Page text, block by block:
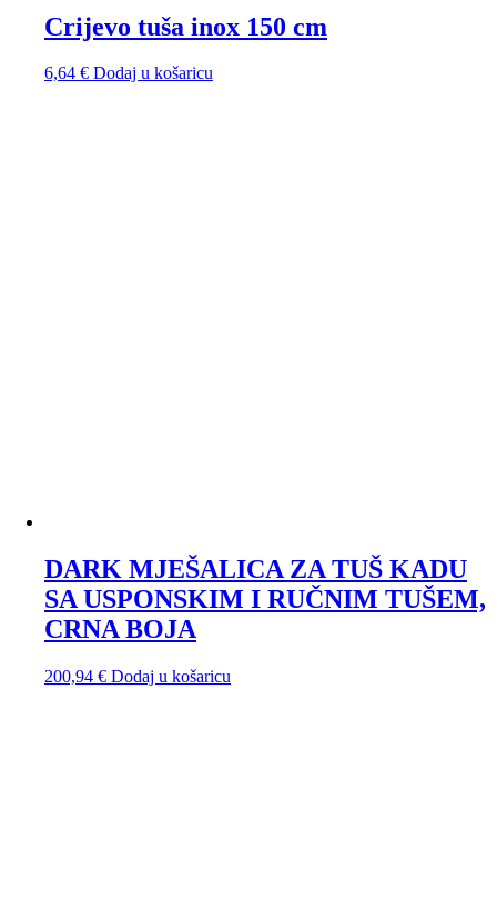
Crijevo tuša inox 150 cm
6,64 € Dodaj u košaricu
DARK MJEŠALICA ZA TUŠ KADU
SA USPONSKIM I RUČNIM TUŠEM,
CRNA BOJA
200,94 € Dodaj u košaricu